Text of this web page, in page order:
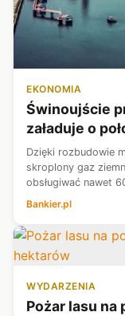
EKONOMIA
Świnoujście
załaduje o
Dzięki rozbudowie
skroplony gaz
obsługiwać nawet
maksymalnie 40. W
już ok. 250 tys. m
Bankier.pl
WYDARZENIA
Pożar lasu na